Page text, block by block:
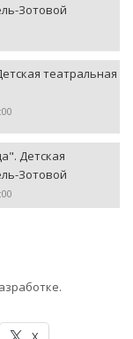
Зотовой
театральная
Детская
Зотовой